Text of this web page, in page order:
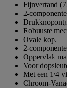
Fijnvertand
2-
Robuuste
Ovale kop.
2-
Oppervlak
Voor
Met een 1/4
Chroom-